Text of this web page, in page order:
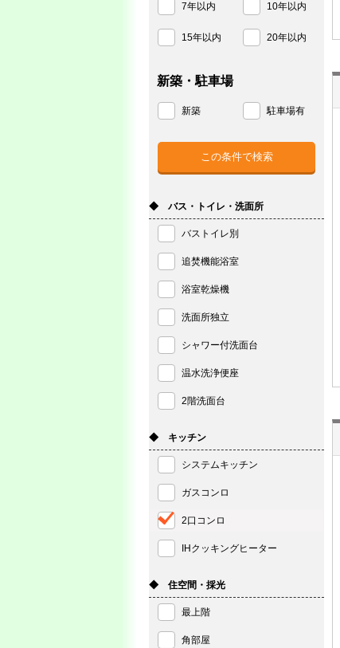
7年以内 10年以内
15年以内 20年以内
新築・駐車場
新築 駐車場有
◆ バス・トイレ・洗面所
バストイレ別
追焚機能浴室
浴室乾燥機
洗面所独立
シャワー付洗面台
温水洗浄便座
2階洗面台
◆ キッチン
システムキッチン
ガスコンロ
2口コンロ
IHクッキングヒーター
◆ 住空間・採光
最上階
角部屋